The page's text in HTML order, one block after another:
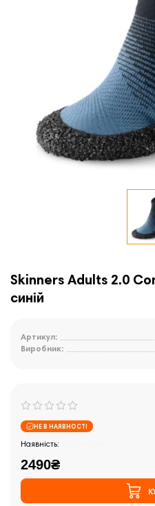
Skinners Adults 2.0
синій
Артикул:
Виробник:
НЕ В НАЯВНОСТІ
2490₴